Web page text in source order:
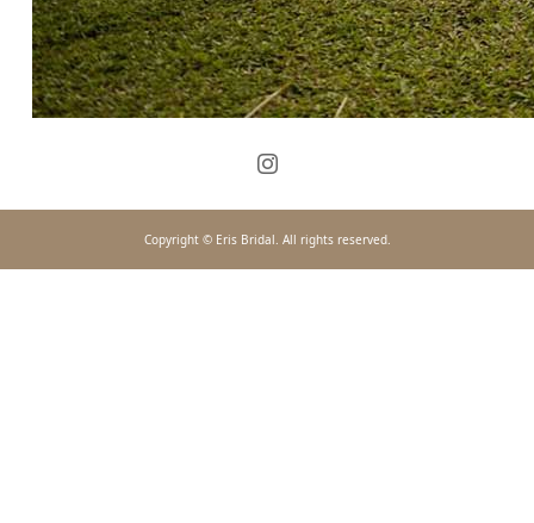
Copyright © Eris Bridal. All rights reserved.